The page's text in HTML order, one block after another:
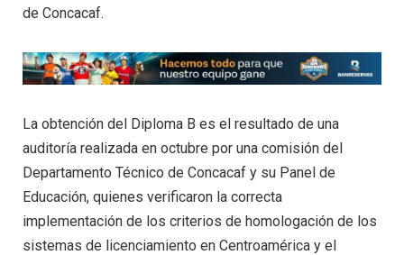
de Concacaf.
La obtención del Diploma B es el resultado de una
auditoría realizada en octubre por una comisión del
Departamento Técnico de Concacaf y su Panel de
Educación, quienes verificaron la correcta
implementación de los criterios de homologación de los
sistemas de licenciamiento en Centroamérica y el